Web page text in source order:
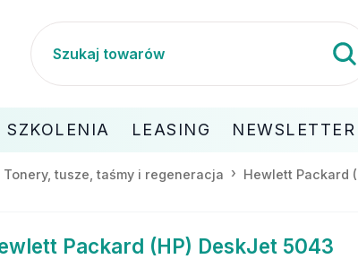
SZKOLENIA LEASING NEWSLETTER
Tonery, tusze, taśmy i regeneracja Hewlett Packard
Packard (HP) DeskJet 5043